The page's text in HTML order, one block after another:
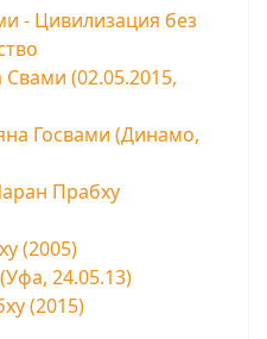
- Цивилизация без
(02.05.2015,
Госвами (Динамо,
Прабху
(2005)
24.05.13)
(2015)